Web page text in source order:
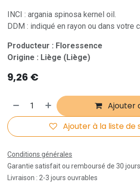
INCI : argania spinosa kernel oil.
DDM : indiqué en rayon ou dans votre
Producteur : Floressence
Origine : Liège (Liège)
9,26 €
Ajouter
Ajouter à la liste de
Conditions générales
Garantie satisfait ou remboursé de 30 jours
Livraison : 2-3 jours ouvrables